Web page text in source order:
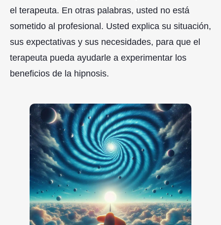
el terapeuta. En otras palabras, usted no está
sometido al profesional. Usted explica su situación,
sus expectativas y sus necesidades, para que el
terapeuta pueda ayudarle a experimentar los
beneficios de la hipnosis.